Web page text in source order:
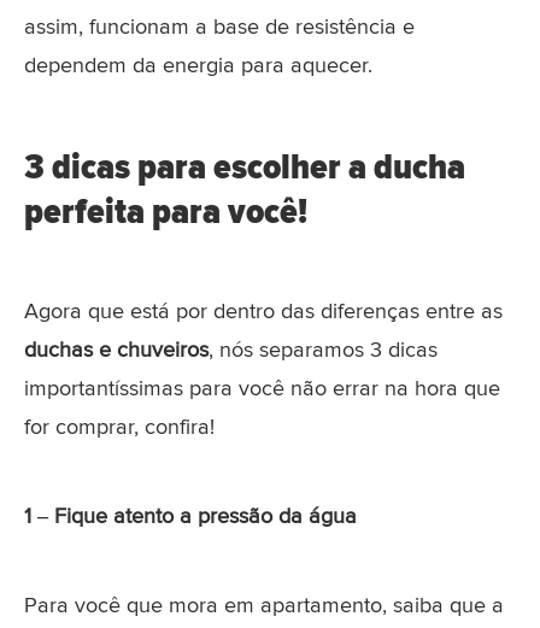
assim, funcionam a base de resistência e
dependem da energia para aquecer.
3 dicas para escolher a ducha
perfeita para você!
Agora que está por dentro das diferenças entre as
duchas e chuveiros, nós separamos 3 dicas
importantíssimas para você não errar na hora que
for comprar, confira!
1 – Fique atento a pressão da água
Para você que mora em apartamento, saiba que a